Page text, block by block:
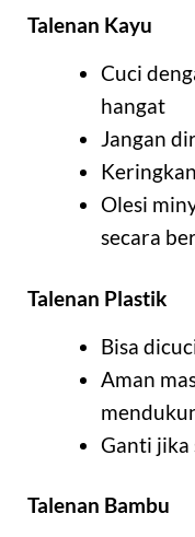
Talenan Kayu
Cuci
hangat
Jangan
Olesi
secara
Talenan Plastik
Bisa
Aman
Ganti jika
Talenan Bambu